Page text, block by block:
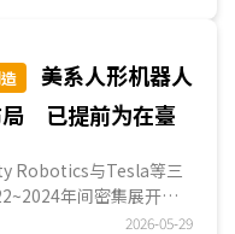
者得以基于既有车用技
与产能扩充，加速无人机
美系人形机器人
局 已提前为在臺
Robotics与Tesla等三
年间密集展开专
軟件布局。Figure AI强
2026-05-29